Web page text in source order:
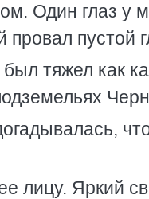
Один глаз у
пустой
был тяжел как
лицу. Яркий